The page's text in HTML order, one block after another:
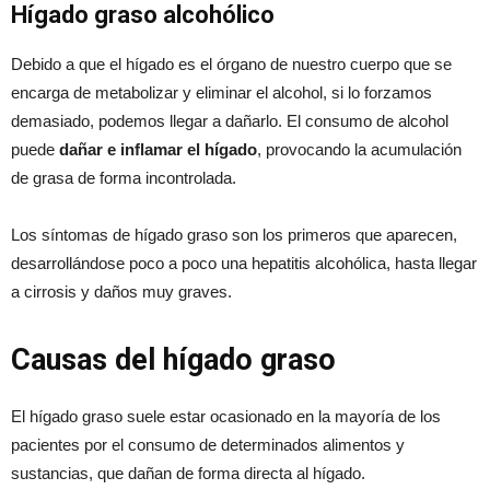
Hígado graso alcohólico
Debido a que el hígado es el órgano de nuestro cuerpo que se
encarga de metabolizar y eliminar el alcohol, si lo forzamos
demasiado, podemos llegar a dañarlo. El consumo de alcohol
puede dañar e inflamar el hígado, provocando la acumulación
de grasa de forma incontrolada.
Los síntomas de hígado graso son los primeros que aparecen,
desarrollándose poco a poco una hepatitis alcohólica, hasta llegar
a cirrosis y daños muy graves.
Causas del hígado graso
El hígado graso suele estar ocasionado en la mayoría de los
pacientes por el consumo de determinados alimentos y
sustancias, que dañan de forma directa al hígado.